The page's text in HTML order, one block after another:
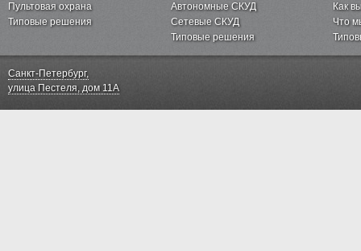
Пультовая охрана
Типовые решения
Автономные СКУД
Сетевые СКУД
Типовые решения
Как
Что
Санкт-Петербург,
улица Пестеля, дом 11А